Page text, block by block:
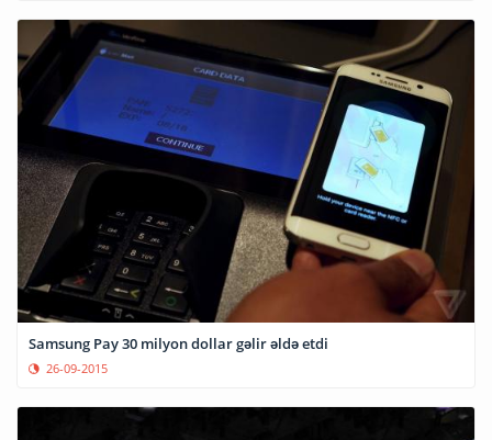
Samsung Pay 30 milyon dollar gəlir əldə etdi
26-09-2015